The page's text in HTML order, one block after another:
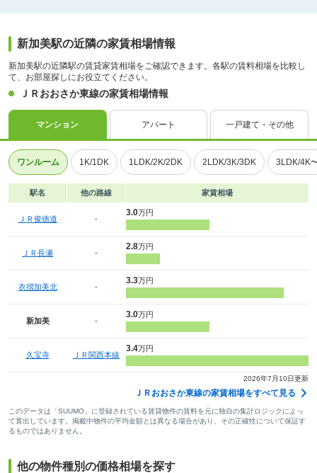
新加美駅の近隣の家賃相場情報
新加美駅の近隣駅の賃貸家賃相場をご確認できます。各駅の賃料相場を比較し
て、お部屋探しにお役立てください。
ＪＲおおさか東線の家賃相場情報
マンション アパート 一戸建て・その他
ワンルーム 1K/1DK 1LDK/2K/2DK 2LDK/3K/3DK 3LDK/4K
駅名 他の路線 家賃相場
ＪＲ俊徳道 -
3.0万円
ＪＲ長瀬 -
2.8万円
衣摺加美北 -
3.3万円
新加美 -
3.0万円
久宝寺 ＪＲ関西本線
3.4万円
2026年7月10日更新
ＪＲおおさか東線の家賃相場をすべて見る
このデータは「SUUMO」に登録されている賃貸物件の賃料を元に独自の集計ロジックによっ
て算出しています。掲載中物件の平均金額とは異なる場合があり、その正確性について保証す
るものではありません。
他の物件種別の価格相場を探す